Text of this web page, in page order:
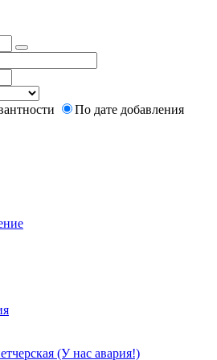
По дате добавления
(У нас авария!)